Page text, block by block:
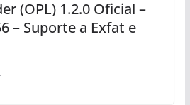
(OPL) 1.2.0 Oficial –
– Suporte a Exfat e